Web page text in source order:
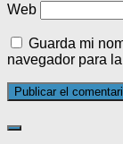
Web
Guarda mi
navegador para